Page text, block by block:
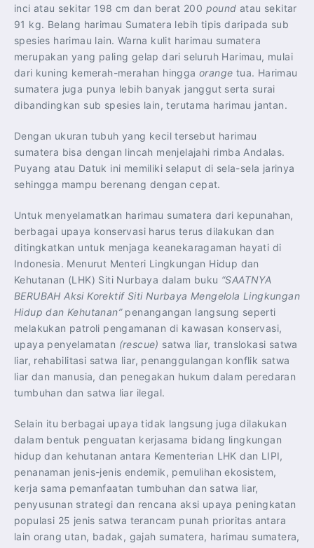
inci atau sekitar 198 cm dan berat 200 pound atau sekitar
91 kg. Belang harimau Sumatera lebih tipis daripada sub
spesies harimau lain. Warna kulit harimau sumatera
merupakan yang paling gelap dari seluruh Harimau, mulai
dari kuning kemerah-merahan hingga orange tua. Harimau
sumatera juga punya lebih banyak janggut serta surai
dibandingkan sub spesies lain, terutama harimau jantan.
Dengan ukuran tubuh yang kecil tersebut harimau
sumatera bisa dengan lincah menjelajahi rimba Andalas.
Puyang atau Datuk ini memiliki selaput di sela-sela jarinya
sehingga mampu berenang dengan cepat.
Untuk menyelamatkan harimau sumatera dari kepunahan,
berbagai upaya konservasi harus terus dilakukan dan
ditingkatkan untuk menjaga keanekaragaman hayati di
Indonesia. Menurut Menteri Lingkungan Hidup dan
Kehutanan (LHK) Siti Nurbaya dalam buku “SAATNYA
BERUBAH Aksi Korektif Siti Nurbaya Mengelola Lingkungan
Hidup dan Kehutanan”penangangan langsung seperti
melakukan patroli pengamanan di kawasan konservasi,
upaya penyelamatan (rescue) satwa liar, translokasi satwa
liar, rehabilitasi satwa liar, penanggulangan konflik satwa
liar dan manusia, dan penegakan hukum dalam peredaran
tumbuhan dan satwa liar ilegal.
Selain itu berbagai upaya tidak langsung juga dilakukan
dalam bentuk penguatan kerjasama bidang lingkungan
hidup dan kehutanan antara Kementerian LHK dan LIPI,
penanaman jenis-jenis endemik, pemulihan ekosistem,
kerja sama pemanfaatan tumbuhan dan satwa liar,
penyusunan strategi dan rencana aksi upaya peningkatan
populasi 25 jenis satwa terancam punah prioritas antara
lain orang utan, badak, gajah sumatera, harimau sumatera,